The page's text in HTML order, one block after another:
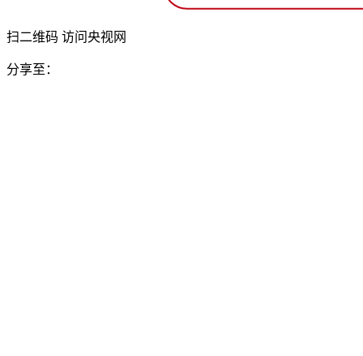
扫二维码 访问央视网
分享至：